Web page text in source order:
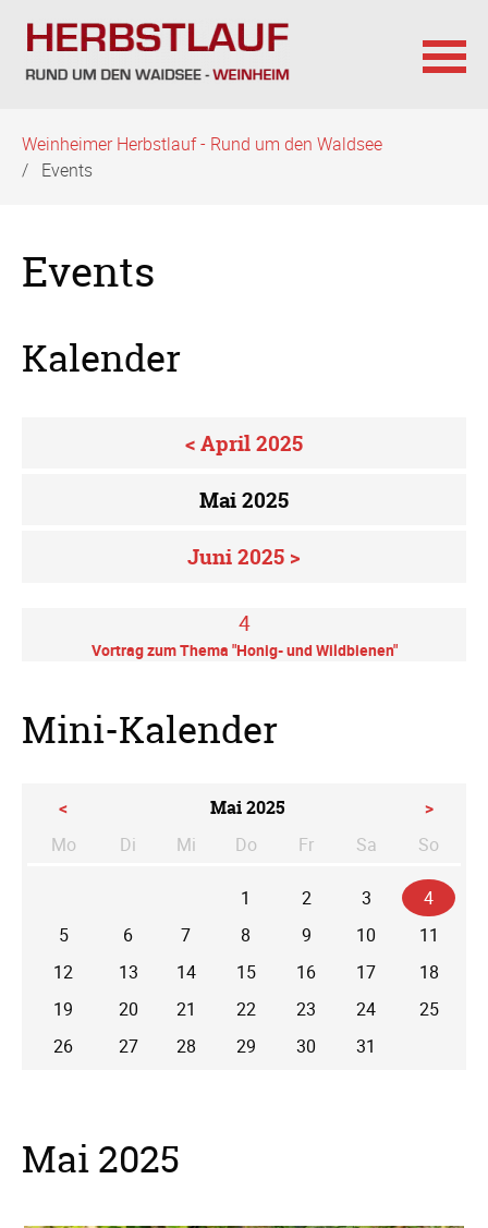
überspringen
Weinheimer Herbstlauf - Rund um den Waldsee
Events
Events
Kalender
< April 2025
Mai 2025
Juni 2025 >
4
Vortrag zum Thema "Honig- und Wildbienen"
Mini-Kalender
< Mai 2025
>
Mo
Di enstag
Mi ttwoch
Do nnerstag
Fr Sa mstagSo
1 2 3
4
5
6 7 8 9 10
11
12
13 14 15 16 17
18
19
20 21 22 23 24
25
26
27 28 29 30 31
Mai 2025